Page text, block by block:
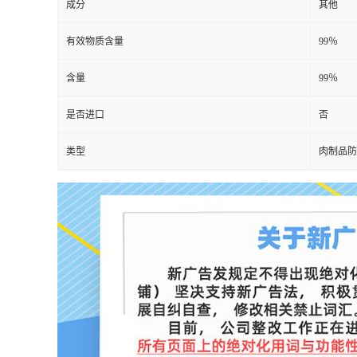
成分 其他
有效物质含量 99％
含量 99％
是否进口 否
类型 肉制品